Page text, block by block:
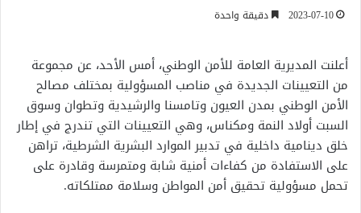
2023-07-10 دقيقة واحدة
أعلنت المديرية العامة للأمن الوطني، أمس الأحد، عن مجموعة
من التعيينات الجديدة في مناصب المسؤولية بمختلف مصالح
الأمن الوطني بمدن العيون وتامسنا والرشيدية وتطوان وسوق
السبت أولاد النمة ومكناس، وهي التعيينات التي تندرج في إطار
خلق دينامية داخلية في تدبير الموارد البشرية الشرطية، تراهن
على الاستفادة من كفاءات أمنية شابة ومتمرسة وقادرة على
تحمل مسؤولية تحقيق أمن المواطن وسلامة ممتلكاته.